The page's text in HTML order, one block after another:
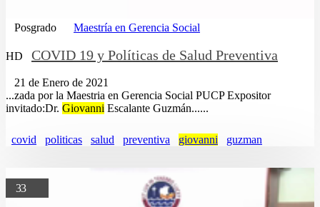
Posgrado Maestría en Gerencia Social
HD COVID 19 y Políticas de Salud Preventiva
21 de Enero de 2021
...zada por la Maestria en Gerencia Social PUCP Expositor
invitado:Dr. Giovanni Escalante Guzmán......
covid politicas salud preventiva giovanni guzman
33